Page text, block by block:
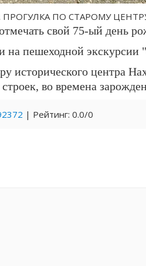
ПО СТАРОМУ
свой 75-ый день
на пешеходной
исторического центра
во времена
| Рейтинг: 0.0/0